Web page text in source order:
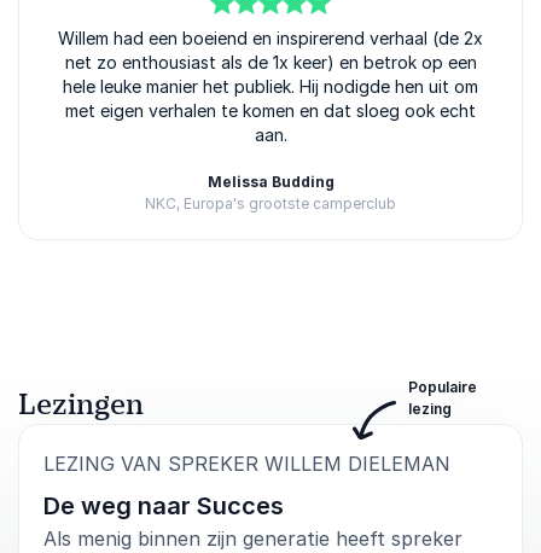
5van 5
Willem had een boeiend en inspirerend verhaal (de 2x
net zo enthousiast als de 1x keer) en betrok op een
hele leuke manier het publiek. Hij nodigde hen uit om
met eigen verhalen te komen en dat sloeg ook echt
aan.
Melissa Budding
NKC, Europa's grootste camperclub
Lezingen
LEZING VAN SPREKER WILLEM DIELEMAN
De weg naar Succes
Als menig binnen zijn generatie heeft spreker
Populaire
lezing